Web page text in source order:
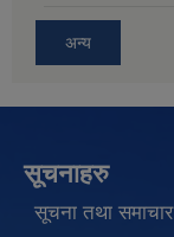
अन्य
सूचनाहरु
सूचना तथा समाचार